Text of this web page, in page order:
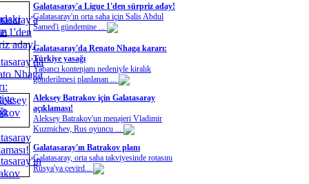
Galatasaray'a Ligue 1'den sürpriz aday!
Galatasaray'ın orta saha için Salis Abdul
Samed'i gündemine ...
Galatasaray'da Renato Nhaga kararı:
Türkiye yasağı
Yabancı kontenjanı nedeniyle kiralık
gönderilmesi planlanan ...
Aleksey Batrakov için Galatasaray
açıklaması!
Aleksey Batrakov'un menajeri Vladimir
Kuzmichev, Rus oyuncu ...
Galatasaray'ın Batrakov planı
Galatasaray, orta saha takviyesinde rotasını
Rusya'ya çevird...